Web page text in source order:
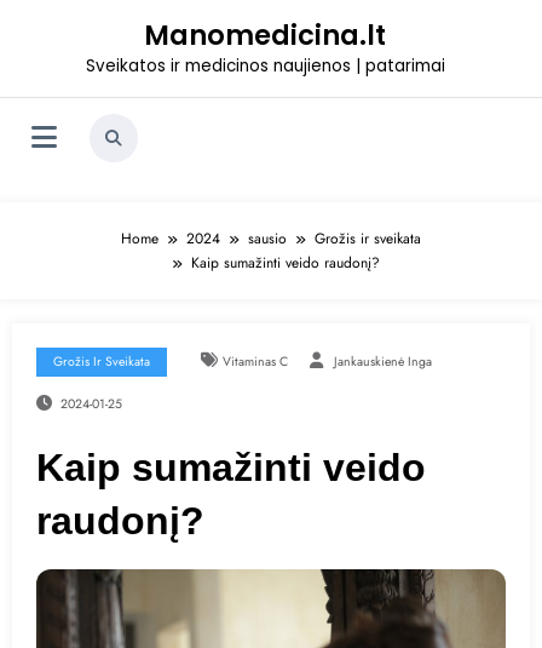
Manomedicina.lt
Sveikatos ir medicinos naujienos | patarimai
Home 2024 sausio
Grožis ir sveikata
Kaip sumažinti veido raudonį?
Grožis Ir Sveikata Vitaminas C Jankauskienė Inga
2024-01-25
Kaip sumažinti veido
raudonį?